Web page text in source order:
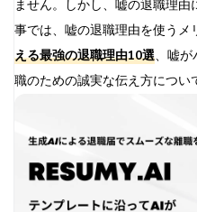
退職理由の統計から
企業の人事担当者が
嘘の退職理由を使うメリット
メリット：スムーズ
デメリット：嘘がバ
性
退職理由が嘘だとバレる可能
SNSでの情報漏えいや
ません。しかし、嘘の退職理
事では、嘘の退職理由を使うメ
える最強の退職理由10選、嘘が
職のための誠実な伝え方につい